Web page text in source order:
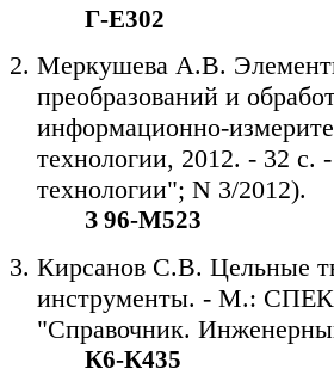
Г-Е302
Меркушева А.В.
преобразований и
информационно-
технологии, 2012. - 32
технологии"; N 3/2012).
З 96-М523
Кирсанов С.В. Цельные
инструменты. - М.:
"Справочник.
К6-К435